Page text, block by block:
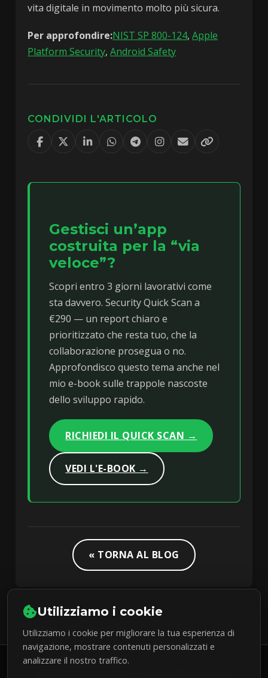
vita digitale in movimento molto più sicura.
Per approfondire:NIST SP 800-124,Apple
Platform Security,Android Safety
CONDIVIDI L'ARTICOLO
Gestisci un’app
costruita per la “via
veloce”?
Scopri entro 3 giorni lavorativi come
sta davvero. Security Quick Scan a
€290 — un report chiaro e
prioritizzato che resta tuo, che la
collaborazione prosegua o no.
Approfondisco questo tema anche nel
mio e-book sulle trappole nascoste
dello sviluppo rapido.
RICHIEDI IL QUICK SCAN →
VEDI L'E-BOOK →
« TORNA AL BLOG
Utilizziamo i cookie
Utilizziamo i cookie per migliorare la tua esperienza di
navigazione, mostrare contenuti personalizzati e
analizzare il nostro traffico.